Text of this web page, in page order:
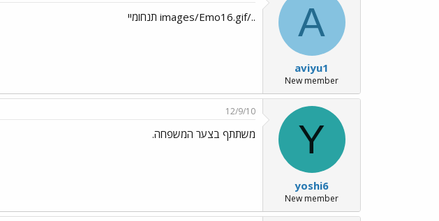
A
aviyu1
New member
../images/Emo16.gif תנחומיי
Y
yoshi6
New member
12/9/10
משתתף בצער המשפחה.